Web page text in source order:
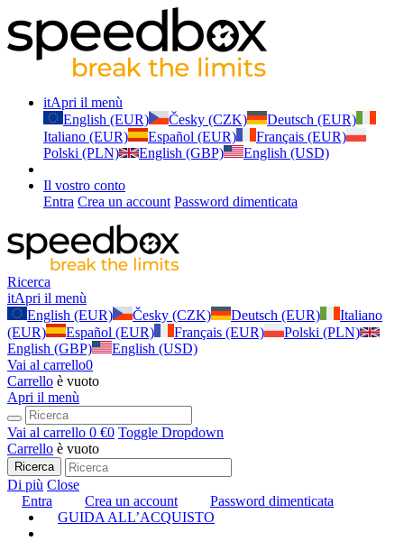
itApri il menù
English (EUR)
Česky (CZK)
Deutsch (EUR)
Italiano (EUR)
Español (EUR)
Français (EUR)
Polski (PLN)
English (GBP) English (USD)
Il vostro conto
Entra Crea un account Password dimenticata
Ricerca
itApri il menù
English (EUR)
Česky (CZK) Deutsch (EUR)
Italiano
(EUR)
Español (EUR) Français (EUR)
Polski (PLN)
English (GBP)
English (USD)
Vai al carrello0
Carrello è vuoto
Apri il menù
Vai al carrello 0 €0 Toggle Dropdown
Carrello è vuoto
Ricerca
Di più Close
Entra
Crea un account
Password dimenticata
GUIDA ALL’ACQUISTO